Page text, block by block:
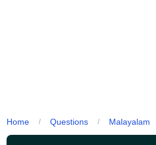
Home / Questions / Malayalam